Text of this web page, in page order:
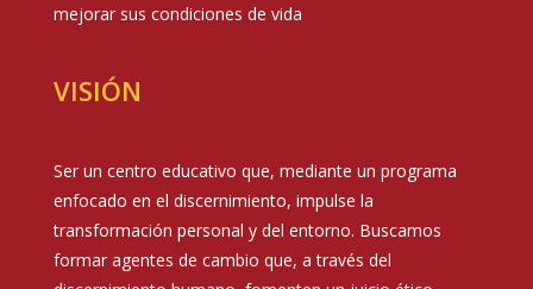
mejorar sus condiciones de vida
VISIÓN
Ser un centro educativo que, mediante un programa
enfocado en el discernimiento, impulse la
transformación personal y del entorno. Buscamos
formar agentes de cambio que, a través del